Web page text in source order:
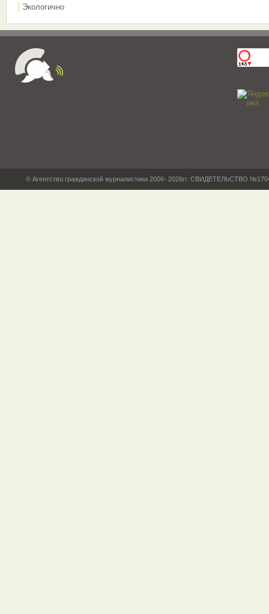
Экологично
© Агентство гражданской журналистики 2006- 2026гг. СВИДЕТЕЛЬСТВО